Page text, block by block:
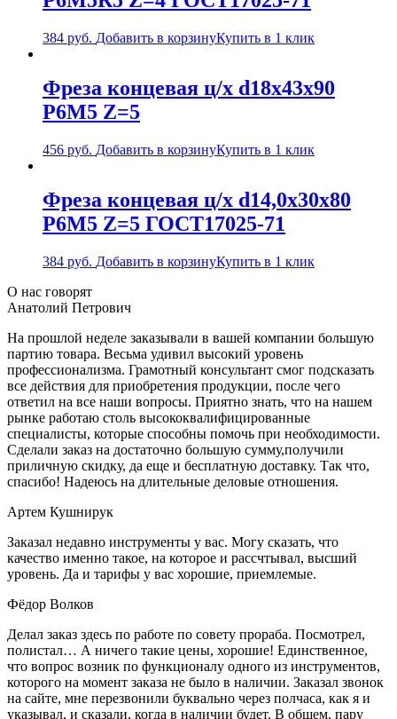
384 руб. Добавить в корзинуКупить в 1 клик
Фреза концевая ц/х d18х43х90
Р6М5 Z=5
456 руб. Добавить в корзинуКупить в 1 клик
Фреза концевая ц/х d14,0х30х80
Р6М5 Z=5 ГОСТ17025-71
384 руб. Добавить в корзинуКупить в 1 клик
О нас говорят
Анатолий Петрович
На прошлой неделе заказывали в вашей компании большую
партию товара. Весьма удивил высокий уровень
профессионализма. Грамотный консультант смог подсказать
все действия для приобретения продукции, после чего
ответил на все наши вопросы. Приятно знать, что на нашем
рынке работаю столь высококвалифицированные
специалисты, которые способны помочь при необходимости.
Сделали заказ на достаточно большую сумму,получили
приличную скидку, да еще и бесплатную доставку. Так что,
спасибо! Надеюсь на длительные деловые отношения.
Артем Кушнирук
Заказал недавно инструменты у вас. Могу сказать, что
качество именно такое, на которое и рассчтывал, высший
уровень. Да и тарифы у вас хорошие, приемлемые.
Фёдор Волков
Делал заказ здесь по работе по совету прораба. Посмотрел,
полистал… А ничего такие цены, хорошие! Единственное,
что вопрос возник по функционалу одного из инструментов,
которого на момент заказа не было в наличии. Заказал звонок
на сайте, мне перезвонили буквально через полчаса, как я и
указывал, и сказали, когда в наличии будет. В общем, пару